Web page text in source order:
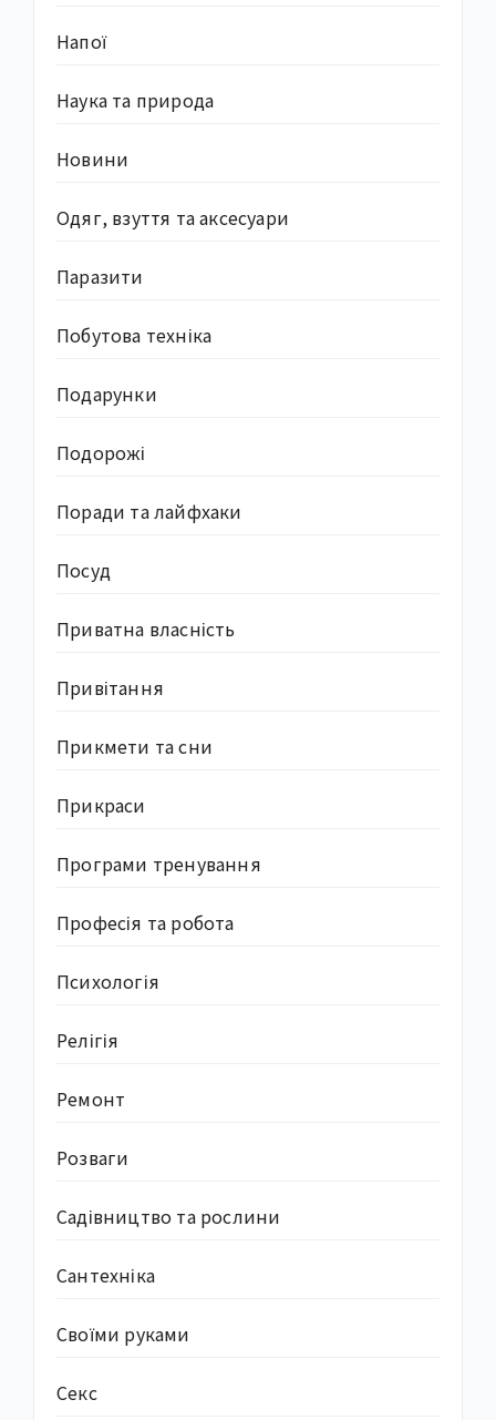
Напої
Наука та природа
Новини
Одяг, взуття та аксесуари
Паразити
Побутова техніка
Подарунки
Подорожі
Поради та лайфхаки
Посуд
Приватна власність
Привітання
Прикмети та сни
Прикраси
Програми тренування
Професія та робота
Психологія
Релігія
Ремонт
Розваги
Садівництво та рослини
Сантехніка
Своїми руками
Секс